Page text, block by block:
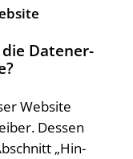
Daten­er­
Web­site
Des­sen
„Hin­